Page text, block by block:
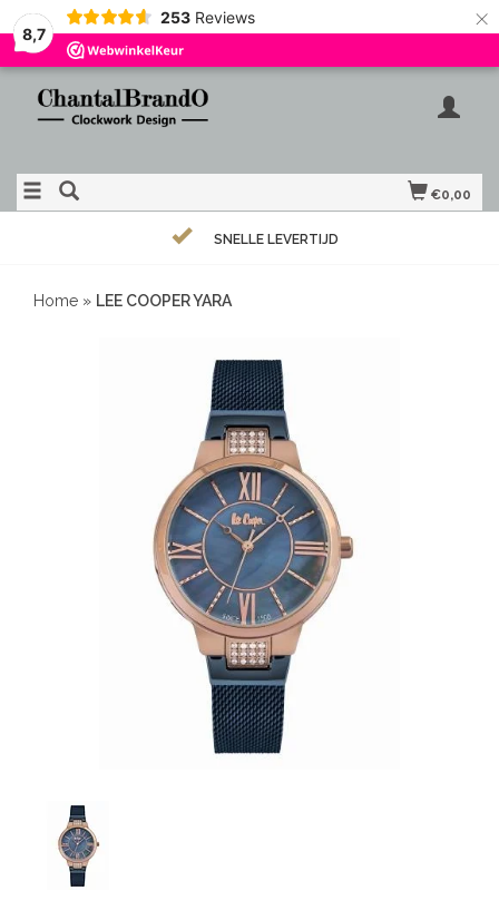
8,7
253 Reviews ×
€0,00
SNELLE LEVERTIJD
Home » LEE COOPER YARA